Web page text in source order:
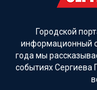
Городской
информационный
года мы
событиях Сергиева